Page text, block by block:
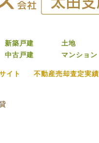
新築戸建
土地
中古戸建 マンション
イト
不動産売却査定実績